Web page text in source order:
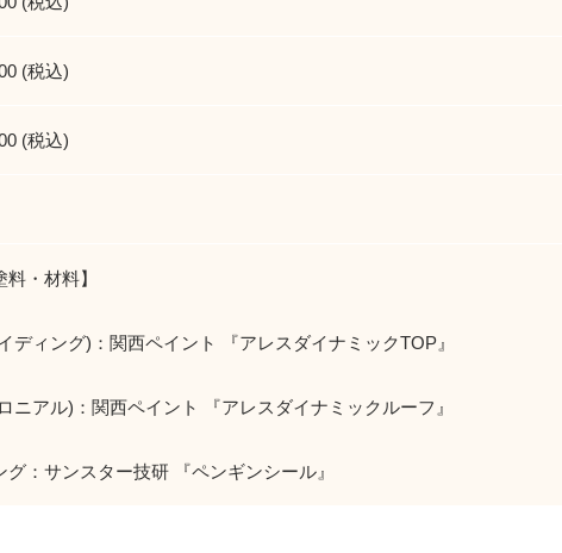
(税込)
(税込)
料・材料】
ディング)：関西ペイント 『アレスダイナミックTOP』
ニアル)：関西ペイント 『アレスダイナミックルーフ』
グ：サンスター技研 『ペンギンシール』